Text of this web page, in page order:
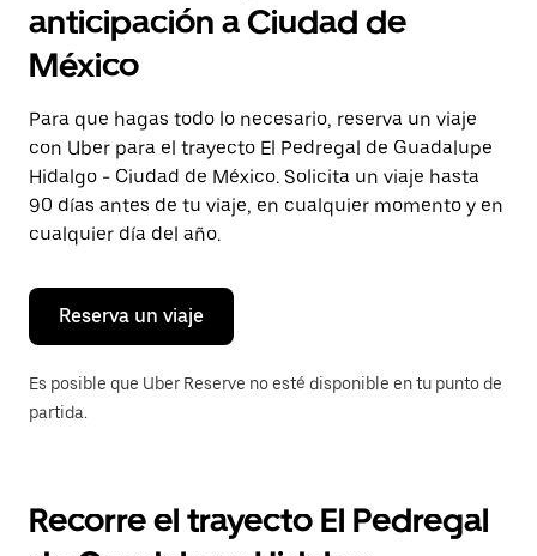
y
selecciona
una
Presiona
la
tecla Esc
para
cerrar
el
calendario.
anticipación a Ciudad de
México
Para que hagas todo lo necesario, reserva un viaje
con Uber para el trayecto El Pedregal de Guadalupe
Hidalgo - Ciudad de México. Solicita un viaje hasta
90 días antes de tu viaje, en cualquier momento y en
cualquier día del año.
Reserva un viaje
Es posible que Uber Reserve no esté disponible en tu punto de
partida.
Recorre el trayecto El Pedregal